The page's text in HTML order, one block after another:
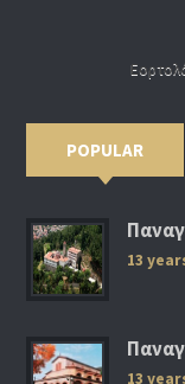
POPULAR
13
13